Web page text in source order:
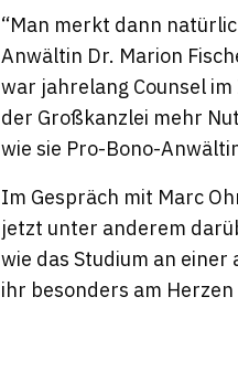
“Man merkt dann
Anwältin Dr. Marion
war jahrelang Counsel
der Großkanzlei mehr
wie sie Pro-Bono-
Im Gespräch mit Marc
jetzt unter anderem
wie das Studium an
ihr besonders am Herzen